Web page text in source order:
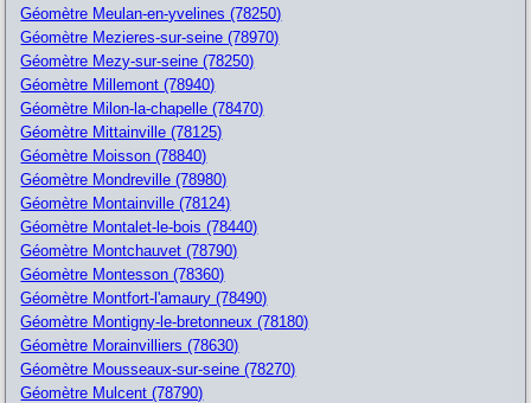
Géomètre Meulan-en-yvelines (78250)
Géomètre Mezieres-sur-seine (78970)
Géomètre Mezy-sur-seine (78250)
Géomètre Millemont (78940)
Géomètre Milon-la-chapelle (78470)
Géomètre Mittainville (78125)
Géomètre Moisson (78840)
Géomètre Mondreville (78980)
Géomètre Montainville (78124)
Géomètre Montalet-le-bois (78440)
Géomètre Montchauvet (78790)
Géomètre Montesson (78360)
Géomètre Montfort-l'amaury (78490)
Géomètre Montigny-le-bretonneux (78180)
Géomètre Morainvilliers (78630)
Géomètre Mousseaux-sur-seine (78270)
Géomètre Mulcent (78790)